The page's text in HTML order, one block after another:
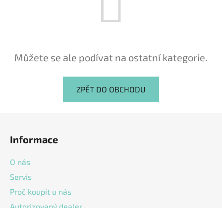
Můžete se ale podívat na ostatní kategorie.
ZPĚT DO OBCHODU
Informace
O nás
Servis
Proč koupit u nás
Autorizovaný dealer